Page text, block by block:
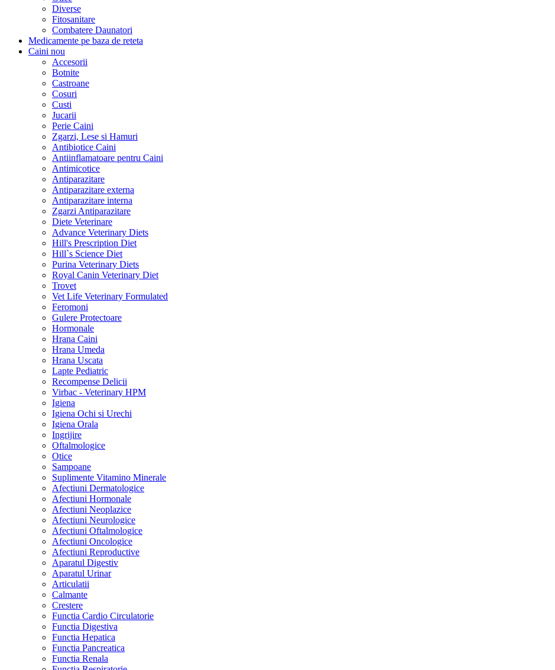
Diverse
Fitosanitare
Combatere Daunatori
Medicamente pe baza de reteta
Caini nou
Accesorii
Botnite
Castroane
Cosuri
Custi
Jucarii
Perie Caini
Zgarzi, Lese si Hamuri
Antibiotice Caini
Antiinflamatoare pentru Caini
Antimicotice
Antiparazitare
Antiparazitare externa
Antiparazitare interna
Zgarzi Antiparazitare
Diete Veterinare
Advance Veterinary Diets
Hill's Prescription Diet
Hill`s Science Diet
Purina Veterinary Diets
Royal Canin Veterinary Diet
Trovet
Vet Life Veterinary Formulated
Feromoni
Gulere Protectoare
Hormonale
Hrana Caini
Hrana Umeda
Hrana Uscata
Lapte Pediatric
Recompense Delicii
Virbac - Veterinary HPM
Igiena
Igiena Ochi si Urechi
Igiena Orala
Ingrijire
Oftalmologice
Otice
Sampoane
Suplimente Vitamino Minerale
Afectiuni Dermatologice
Afectiuni Hormonale
Afectiuni Neoplazice
Afectiuni Neurologice
Afectiuni Oftalmologice
Afectiuni Oncologice
Afectiuni Reproductive
Aparatul Digestiv
Aparatul Urinar
Articulatii
Calmante
Crestere
Functia Cardio Circulatorie
Functia Digestiva
Functia Hepatica
Functia Pancreatica
Functia Renala